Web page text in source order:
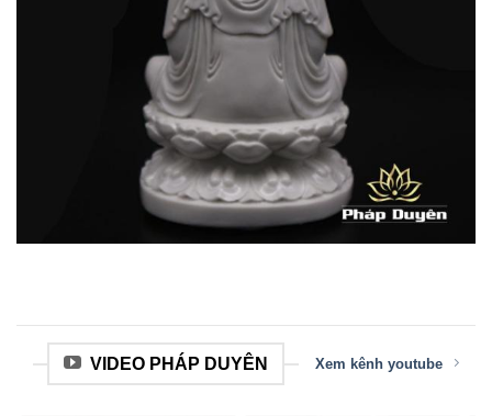
VIDEO PHÁP DUYÊN Xem kênh youtube